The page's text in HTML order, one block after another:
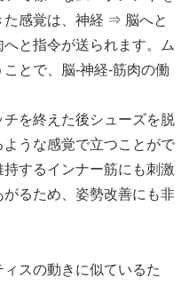
感覚は、神経 ⇒ 脳へと
と指令が送られます。ム
とで、脳‐神経‐筋肉の働
を終えた後シューズを脱
うな感覚で立つことがで
するインナー筋にも刺激
るため、姿勢改善にも非
スの動きに似ているた